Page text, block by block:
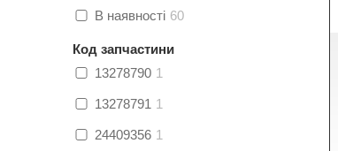
В наявності 60
Код запчастини
13278790 1
13278791 1
24409356 1